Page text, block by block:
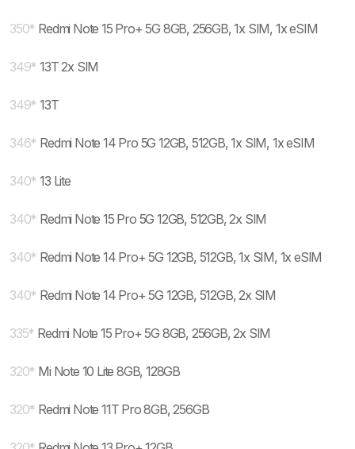
350* Redmi Note 15 Pro+ 5G 8GB, 256GB, 1x SIM, 1x eSIM
349* 13T 2x SIM
349* 13T
346* Redmi Note 14 Pro 5G 12GB, 512GB, 1x SIM, 1x eSIM
340* 13 Lite
340* Redmi Note 15 Pro 5G 12GB, 512GB, 2x SIM
340* Redmi Note 14 Pro+ 5G 12GB, 512GB, 1x SIM, 1x eSIM
340* Redmi Note 14 Pro+ 5G 12GB, 512GB, 2x SIM
335* Redmi Note 15 Pro+ 5G 8GB, 256GB, 2x SIM
320* Mi Note 10 Lite 8GB, 128GB
320* Redmi Note 11T Pro 8GB, 256GB